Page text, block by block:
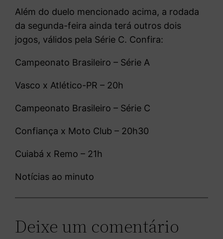
Além do duelo mencionado acima, a rodada
da segunda-feira ainda terá outros dois
jogos, válidos pela Série C. Confira:
Campeonato Brasileiro – Série A
Vasco x Atlético-PR – 20h
Campeonato Brasileiro – Série C
Confiança x Moto Club – 20h30
Cuiabá x Remo – 21h
Notícias ao minuto
Deixe um comentário